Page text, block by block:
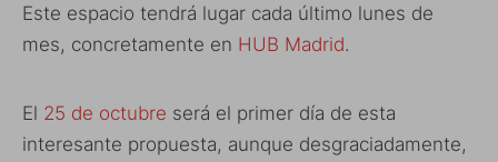
Este espacio tendrá lugar cada último lunes de
mes, concretamente en HUB Madrid.
El 25 de octubre será el primer día de esta
interesante propuesta, aunque desgraciadamente,